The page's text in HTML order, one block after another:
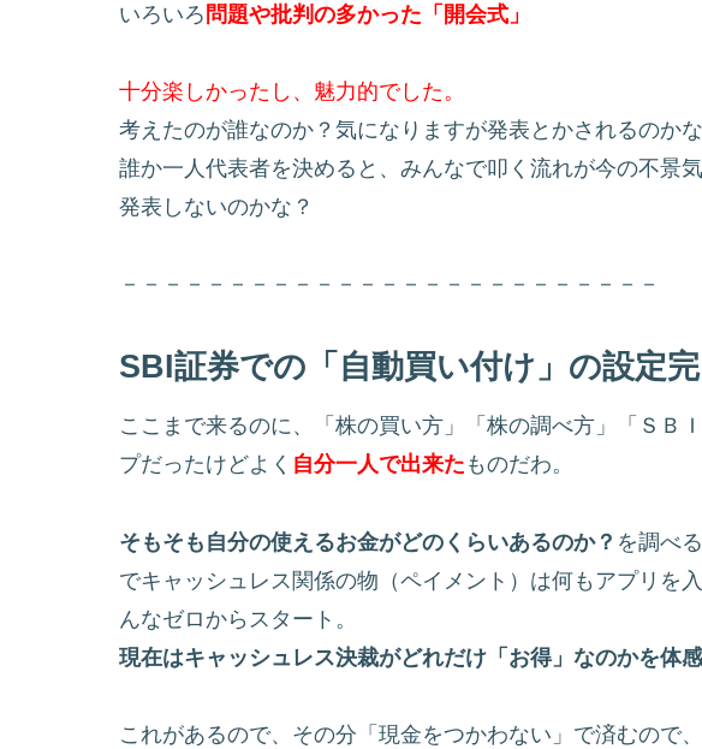
いろいろ 問題や批判の多かった「開会式」
十分楽しかったし、魅力的でした。
考えたのが誰なのか？気になりますが発表とかされるのかな
誰か一人代表者を決めると、みんなで叩く流れが今の不景
発表しないのかな？
－－－－－－－－－－－－－－－－－－－－－－－－－
SBI証券での「自動買い付け」の設定完
ここまで来るのに、「株の買い方」「株の調べ方」「ＳＢ
プだったけどよく 自分一人で出来た ものだわ。
そもそも自分の使えるお金がどのくらいあるのか？ を調べ
でキャッシュレス関係の物（ペイメント）は何もアプリを
んなゼロからスタート。
現在はキャッシュレス決裁がどれだけ「お得」なのかを体
これがあるので、その分「現金をつかわない」で済むので